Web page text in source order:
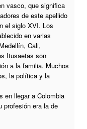
vasco, que significa
de este apellido
el siglo XVI. Los
en varias
Cali,
Itusaetas son
a la familia. Muchos
la política y la
en llegar a Colombia
profesión era la de